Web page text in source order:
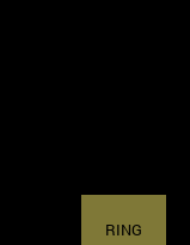
RING